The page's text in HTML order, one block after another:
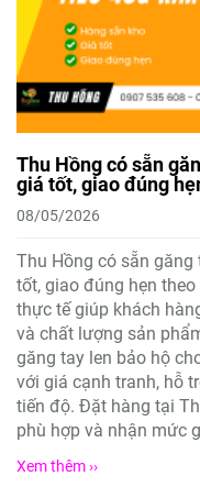
Thu Hồng có sẵn
giá tốt, giao đúng
08/05/2026
Thu Hồng có sẵn
tốt, giao đúng hẹn
thực tế giúp khách
và chất lượng sản
găng tay len bảo hộ
với giá cạnh tranh, hỗ
tiến độ. Đặt hàng tại
phù hợp và nhận mức
Xem thêm ››